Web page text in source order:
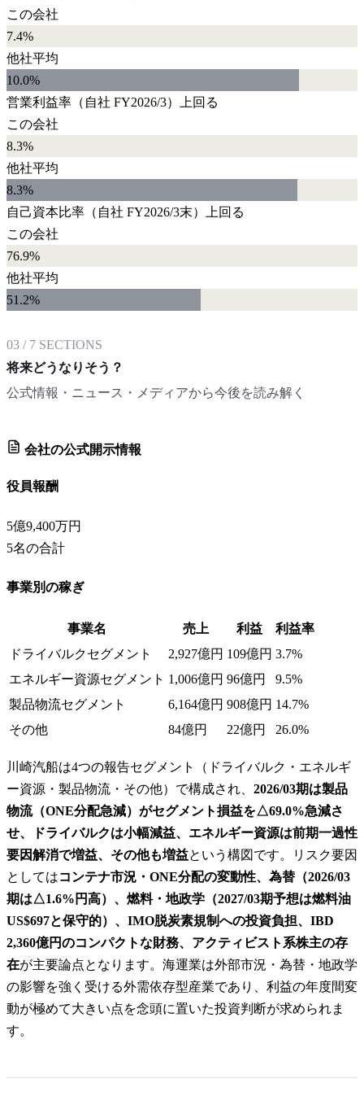
この会社
7.4%
他社平均
10.0%
営業利益率 （自社 FY2026/3）
上回る
この会社
8.3%
他社平均
8.3%
自己資本比率 （自社 FY2026/3末）
上回る
この会社
76.9%
他社平均
51.2%
03 / 7 SECTIONS
将来どうなりそう？
公式情報・ニュース・メディアから今後を読み解く
会社の公式開示情報
役員報酬
5億9,400万円
5名の合計
事業別の稼ぎ
事業名 売上 利益
利益率
ドライバルクセグメント
2,927億円 109億円 3.7%
エネルギー資源セグメント 1,006億円 96億円
9.5%
製品物流セグメント
6,164億円 908億円 14.7%
その他
84億円 22億円 26.0%
川崎汽船は4つの報告セグメント（ドライバルク・エネルギ
ー資源・製品物流・その他）で構成され、 2026/03期は製品
物流（ONE分配急減）がセグメント損益を△69.0%急減さ
せ、ドライバルクは小幅減益、エネルギー資源は前期一過性
要因解消で増益、その他も増益という構図です。リスク要因
としてはコンテナ市況・ONE分配の変動性、為替（2026/03
期は△1.6%円高）、燃料・地政学（2027/03期予想は燃料油
US$697と保守的）、IMO脱炭素規制への投資負担、IBD
2,360億円のコンパクトな財務、アクティビスト系株主の存
在が主要論点となります。海運業は外部市況・為替・地政学
の影響を強く受ける外需依存型産業であり、利益の年度間変
動が極めて大きい点を念頭に置いた投資判断が求められま
す。